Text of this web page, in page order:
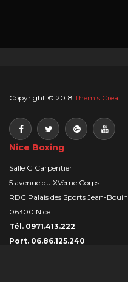
Copyright © 2018 Themis Crea
Nice Boxing
Salle G Carpentier
5 avenue du XVème Corps
RDC Palais des Sports Jean-Bouin
06300 Nice
Tél. 0971.413.222
Port. 06.86.125.240